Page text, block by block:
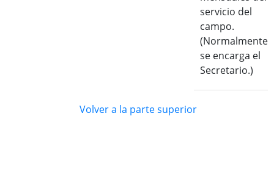
servicio del
campo.
(Normalmente
se encarga el
Secretario.)
Volver a la parte superior